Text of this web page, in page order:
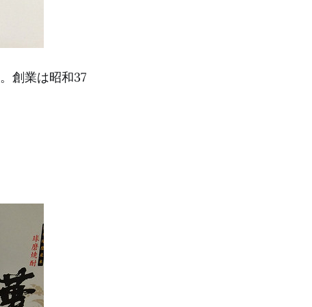
。創業は昭和37